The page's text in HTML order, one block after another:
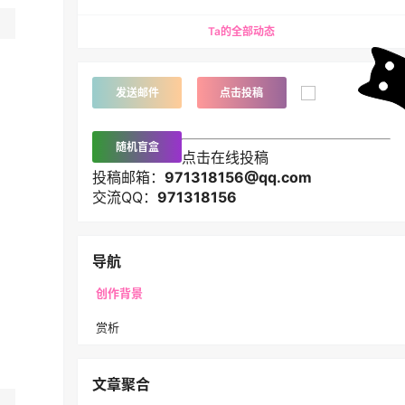
Ta的全部动态
发送邮件 点击投稿
随机盲盒
点击在线投稿
投稿邮箱： 971318156@qq.com
交流QQ： 971318156
导航
创作背景
赏析
文章聚合